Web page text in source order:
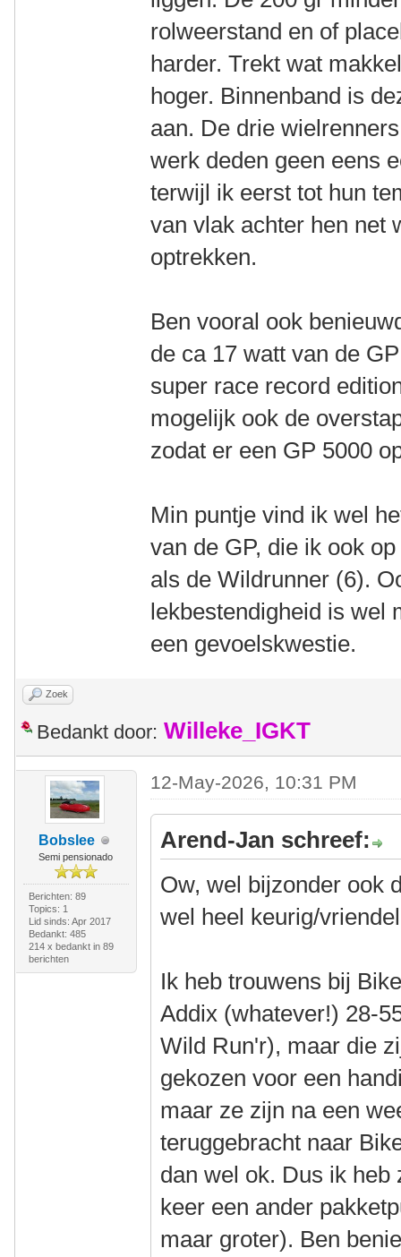
rolweerstand en of
harder. Trekt wat
hoger. Binnenband is
aan. De drie
werk deden geen eens
terwijl ik eerst tot hun
van vlak achter hen net
optrekken.
Ben vooral ook
de ca 17 watt van de
super race record
mogelijk ook de
zodat er een GP 5000
Min puntje vind ik wel
van de GP, die ik ook
als de Wildrunner (6).
lekbestendigheid is wel
een gevoelskwestie.
Zoek
Bedankt door: Willeke_IGKT
Bobslee
Semi pensionado
Berichten: 89
Topics: 1
Lid sinds: Apr 2017
Bedankt: 485
214 x bedankt in 89
berichten
12-May-2026, 10:31 PM
Arend-Jan schreef:
Ow, wel bijzonder ook
wel heel keurig/
Ik heb trouwens bij
Addix (whatever!) 28-
Wild Run'r), maar die
gekozen voor een
maar ze zijn na een
teruggebracht naar
dan wel ok. Dus ik
keer een ander
maar groter). Ben